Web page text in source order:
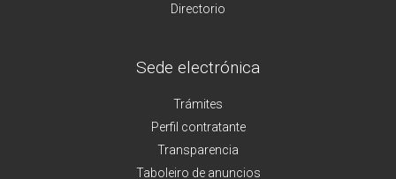
Directorio
Sede electrónica
Trámites
Perfil contratante
Transparencia
Taboleiro de anuncios